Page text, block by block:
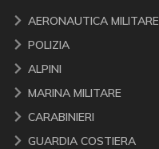
AERONAUTICA MILITARE
POLIZIA
ALPINI
MARINA MILITARE
CARABINIERI
GUARDIA COSTIERA